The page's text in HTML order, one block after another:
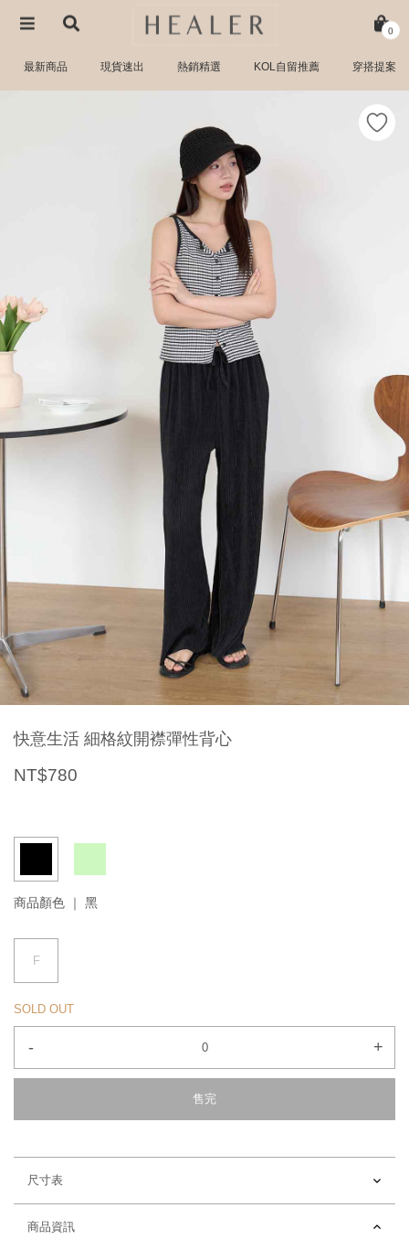
0
最新商品 現貨速出 熱銷精選 KOL自留推薦 穿搭提案
快意生活 細格紋開襟彈性背心
NT$780
商品顏色 ｜ 黑
F
SOLD OUT
- +
售完
尺寸表
商品資訊